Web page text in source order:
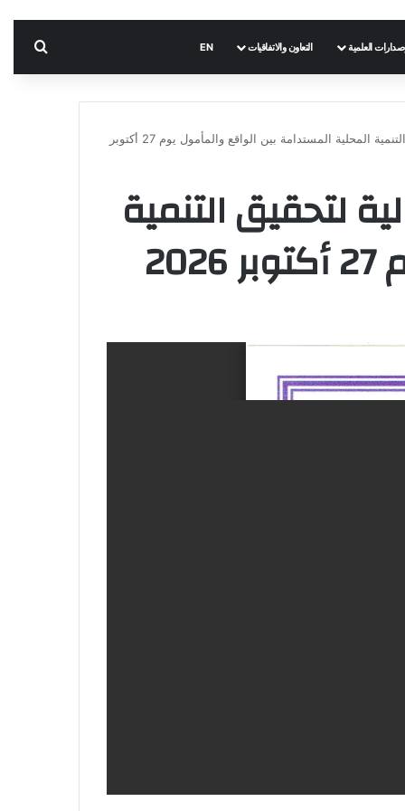
العلمية التعاون والاتفاقيات EN
ملتقى حول : الإستثمار الوقفي في الجزائر كأ لية لتحقيق التنمية المحلية المستدامة بين الواقع والمأمول يوم 27 أكتوبر
لتحقيق التنمية